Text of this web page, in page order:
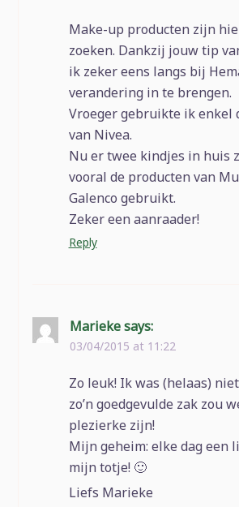
Make-up producten zijn
zoeken. Dankzij jouw tip
ik zeker eens langs bij
verandering in te brengen.
Vroeger gebruikte ik enkel
van Nivea.
Nu er twee kindjes in huis
vooral de producten van
Galenco gebruikt.
Zeker een aanraader!
Reply
Marieke says:
03/04/2015 at 11:22
Zo leuk! Ik was (helaas)
zo’n goedgevulde zak zou
plezierke zijn!
Mijn geheim: elke dag een
mijn totje! 🙂
Liefs Marieke